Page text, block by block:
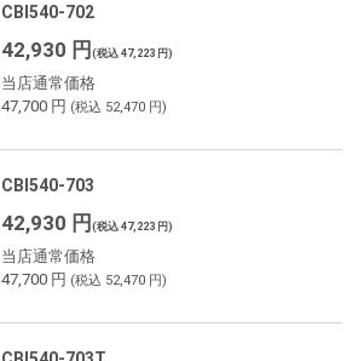
CBI540-702
42,930 円(税込 47,223 円)
当店通常価格
47,700 円 (税込 52,470 円)
CBI540-703
42,930 円(税込 47,223 円)
当店通常価格
47,700 円 (税込 52,470 円)